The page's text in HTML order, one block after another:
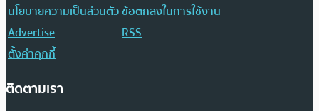
นโยบายความเป็นส่วนตัวข้อตกลงในการใช้งาน
Advertise
RSS
ตั้งค่าคุกกี้
ติดตามเรา